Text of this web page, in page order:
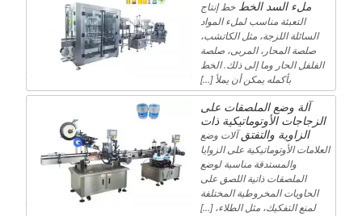
ملء السد الخط خط إنتاج
التعبئة مناسب لملء المواد
السائلة اللزجة، مثل الكاتشب،
صلصة المحار، المربى، صلصة
الفلفل الحار وما إلى ذلك. الخط
بأكمله يمكن أن يملأ [...]
آلة وضع الملصقات على
الزجاجات الأوتوماتيكية ذات
الزاوية والتفتق آلات وضع
العلامات الأوتوماتيكية على الزوايا
والمستدقة مناسبة لوضع
الملصقات ذاتية اللصق على
الحاويات المخروطية المختلفة
لمنع التفكيك، مثل الطلاء، […]